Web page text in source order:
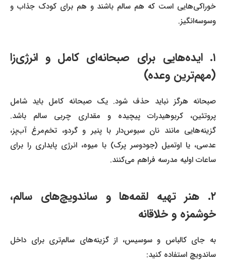
خوراکی‌هایی است که هم سالم باشند و هم برای کودک جذاب و
وسوسه‌انگیز.
۱. ایده‌هایی برای صبحانه‌ای کامل و انرژی‌زا
(مهم‌ترین وعده)
صبحانه هرگز نباید حذف شود. یک صبحانه کامل باید شامل
پروتئین، کربوهیدرات پیچیده و مقداری چربی سالم باشد.
گزینه‌هایی مانند نان سبوس‌دار با پنیر و گردو، تخم‌مرغ آب‌پز،
عدسی، یا اوتمیل (جودوسر پرک) با میوه، انرژی پایداری را برای
ساعات اولیه مدرسه فراهم می‌کنند.
۲. هنر تهیه لقمه‌ها و ساندویچ‌های سالم،
خوشمزه و خلاقانه
به جای کالباس و سوسیس، از گزینه‌های سالم‌تری برای داخل
ساندویچ استفاده کنید: